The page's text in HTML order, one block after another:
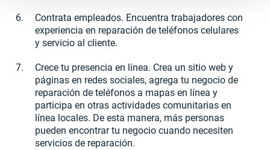
Contrata empleados. Encuentra trabajadores con
experiencia en reparación de teléfonos celulares
y servicio al cliente.
Crece tu presencia en línea. Crea un sitio web y
páginas en redes sociales, agrega tu negocio de
reparación de teléfonos a mapas en línea y
participa en otras actividades comunitarias en
línea locales. De esta manera, más personas
pueden encontrar tu negocio cuando necesiten
servicios de reparación.